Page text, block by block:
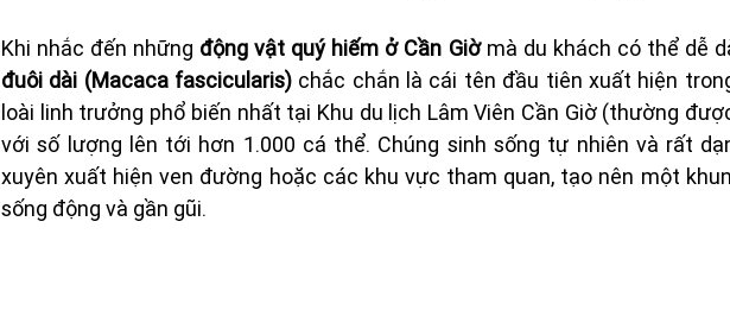
Khi nhắc đến những động vật quý hiếm ở Cần Giờ mà du khách có thể dễ
đuôi dài (Macaca fascicularis) chắc chắn là cái tên đầu tiên xuất hiện
loài linh trưởng phổ biến nhất tại Khu du lịch Lâm Viên Cần Giờ (thường
với số lượng lên tới hơn 1.000 cá thể. Chúng sinh sống tự nhiên và rất
xuyên xuất hiện ven đường hoặc các khu vực tham quan, tạo nên một
sống động và gần gũi.